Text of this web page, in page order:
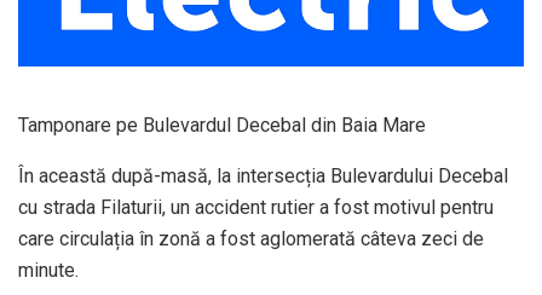
Tamponare pe Bulevardul Decebal din Baia Mare
În această după-masă, la intersecția Bulevardului Decebal
cu strada Filaturii, un accident rutier a fost motivul pentru
care circulația în zonă a fost aglomerată câteva zeci de
minute.